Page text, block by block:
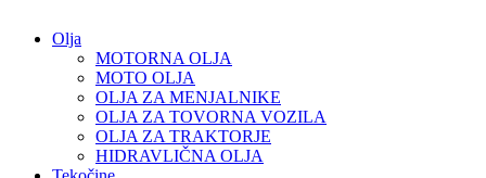
Olja
MOTORNA OLJA
MOTO OLJA
OLJA ZA MENJALNIKE
OLJA ZA TOVORNA VOZILA
OLJA ZA TRAKTORJE
HIDRAVLIČNA OLJA